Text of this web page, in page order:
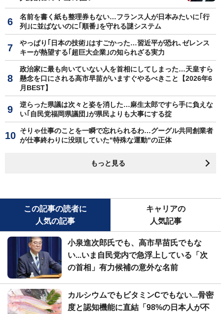
名前を書く紙も整理券もない…フランス人が日本みたいに｢行
列｣に並ばないのに｢順番｣を守れる謎システム
やっぱり｢日本の技術｣はすごかった…習近平が恐れ､ゼレンス
キーが熱望する｢超巨大企業｣の知られざる実力
政治家に最も向いていない人を首相にしてしまった…天皇すら
懸念を口にされる高市早苗がいますぐやるべきこと【2026年6
月BEST】
逆らった県議は次々と姿を消した…麻生太郎ですら手に負えな
い｢自民党福岡県議団｣が県民よりも大事にする掟
そりゃ仕事のことを一瞬で忘れられるわ…グーグル共同創業者
が仕事終わりに没頭していた"特殊な運動"の正体
もっと見る
この記事の読者に
人気の記事
キャリアの
人気記事
小泉進次郎氏でも、高市早苗氏でもな
い...いま自民党内で急浮上している「次
の首相」有力候補の意外な名前
カルシウムでもビタミンCでもない...骨密
度と認知機能に直結「98%の日本人が不